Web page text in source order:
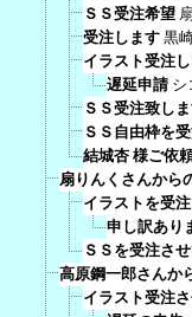
ＳＳ受注希望
受注します 黒
イラスト受注
遅延申請 シ
ＳＳ受注致し
ＳＳ自由枠を
結城杏 様ご依
扇りんくさんから
イラストを受
申し訳あり
ＳＳを受注さ
高原鋼一郎さんか
イラスト受注